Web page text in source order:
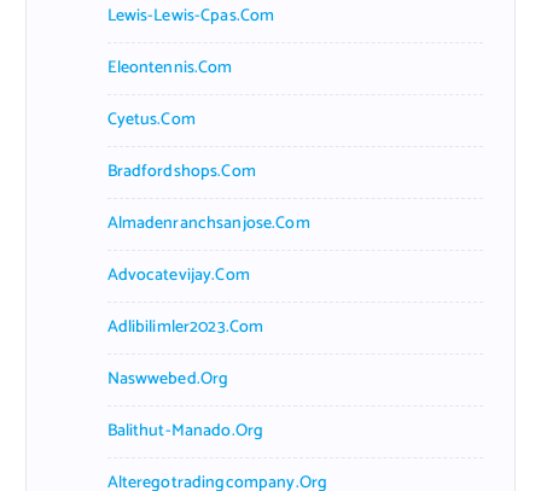
Lewis-Lewis-Cpas.com
Eleontennis.com
Cyetus.com
Bradfordshops.com
Almadenranchsanjose.com
Advocatevijay.com
Adlibilimler2023.com
Naswwebed.org
Balithut-Manado.org
Alteregotradingcompany.org